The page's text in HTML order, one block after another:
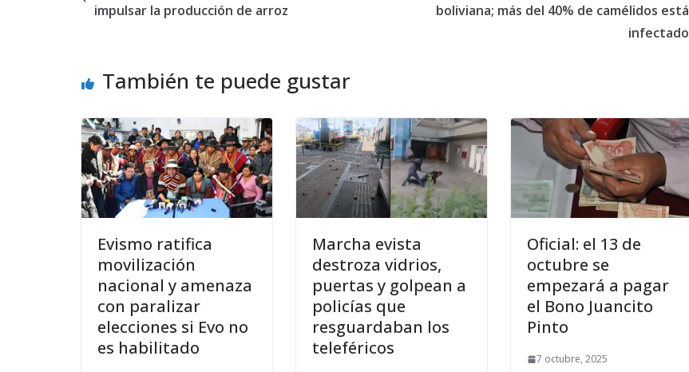
impulsar la producción de arroz
boliviana; más del 40% de camélidos está
infectado
También te puede gustar
Evismo ratifica
movilización
nacional y amenaza
con paralizar
elecciones si Evo no
es habilitado
Marcha evista
destroza vidrios,
puertas y golpean a
policías que
resguardaban los
teleféricos
Oficial: el 13 de
octubre se
empezará a pagar
el Bono Juancito
Pinto
7 octubre, 2025